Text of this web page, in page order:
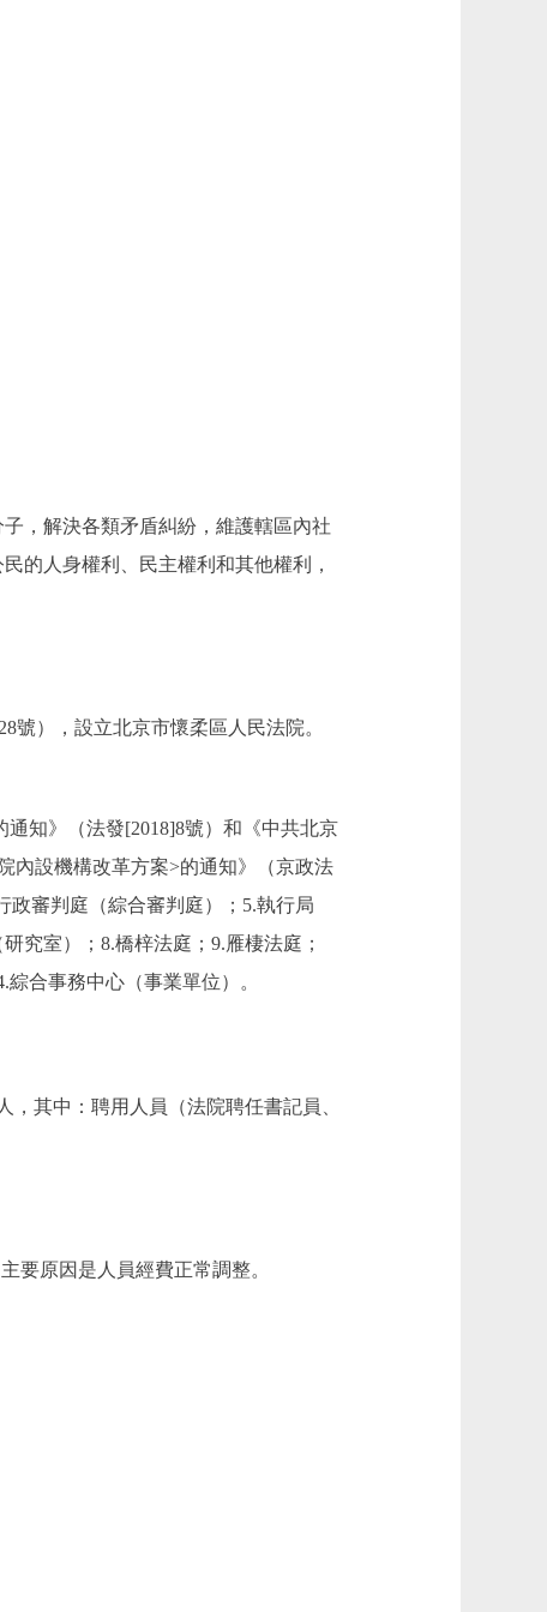
，解決各類矛盾糾紛，維護轄區內社
的人身權利、民主權利和其他權利，
），設立北京市懷柔區人民法院。
知》（法發[2018]8號）和《中共北京
內設機構改革方案>的通知》（京政法
政審判庭（綜合審判庭）；5.執行局
究室）；8.橋梓法庭；9.雁棲法庭；
合事務中心（事業單位）。
其中：聘用人員（法院聘任書記員、
要原因是人員經費正常調整。